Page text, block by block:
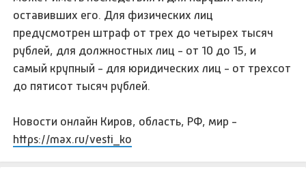
оставивших его. Для физических лиц
предусмотрен штраф от трех до четырех тысяч
рублей, для должностных лиц - от 10 до 15, и
самый крупный - для юридических лиц - от трехсот
до пятисот тысяч рублей.
Новости онлайн Киров, область, РФ, мир -
https://max.ru/vesti_ko